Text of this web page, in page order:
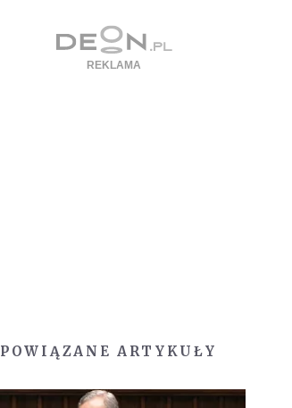
POWIĄZANE ARTYKUŁY